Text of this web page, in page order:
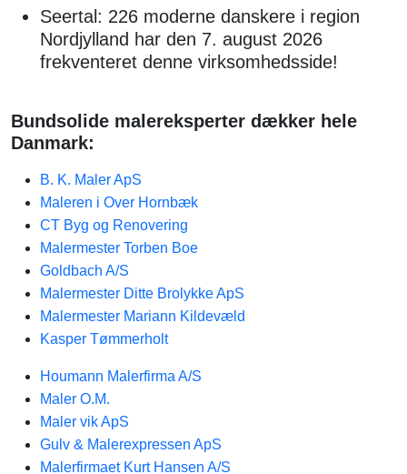
Seertal: 226 moderne danskere i region
Nordjylland har den 7. august 2026
frekventeret denne virksomhedsside!
Bundsolide malereksperter dækker hele
Danmark:
B. K. Maler ApS
Maleren i Over Hornbæk
CT Byg og Renovering
Malermester Torben Boe
Goldbach A/S
Malermester Ditte Brolykke ApS
Malermester Mariann Kildevæld
Kasper Tømmerholt
Houmann Malerfirma A/S
Maler O.M.
Maler vik ApS
Gulv & Malerexpressen ApS
Malerfirmaet Kurt Hansen A/S